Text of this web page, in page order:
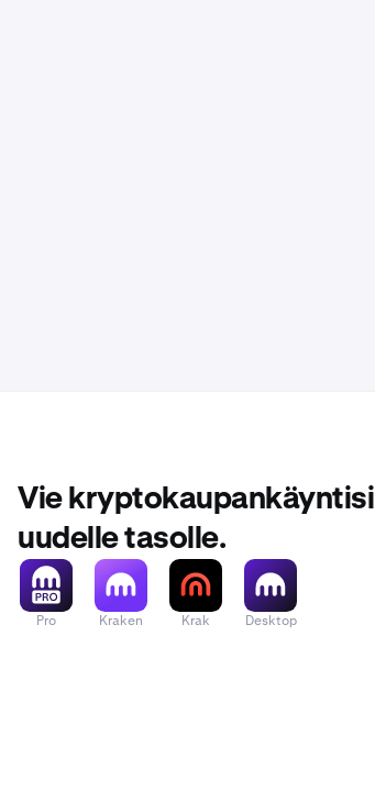
Vie kryptokaupankäyntisi
uudelle tasolle.
Pro Kraken Krak Desktop